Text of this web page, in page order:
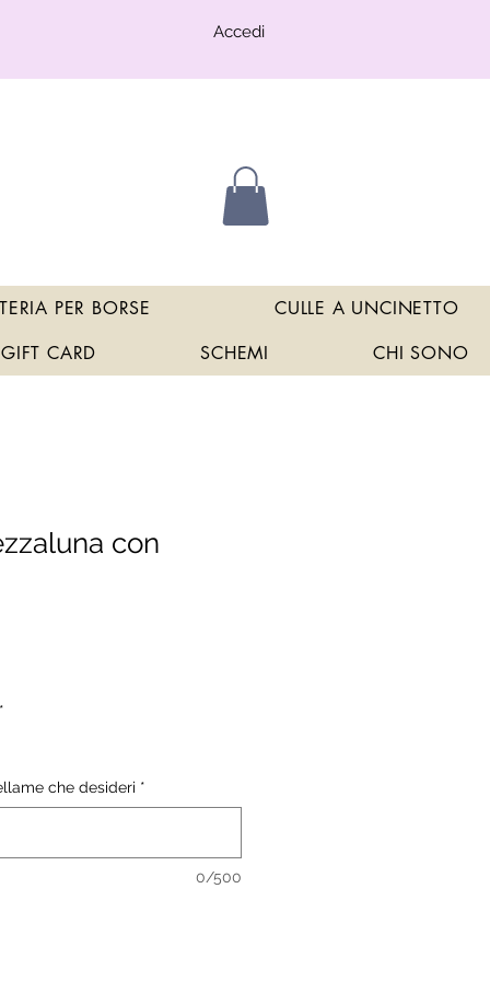
Accedi
con
*
che desideri *
0/500
PER BORSE
CULLE A UNCINETTO
GIFT CARD SCHEMI CHI SONO